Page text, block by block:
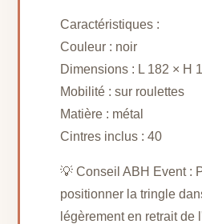
Caractéristiques :
Couleur : noir
Dimensions : L 182 × H
Mobilité : sur roulettes
Matière : métal
Cintres inclus : 40
💡 Conseil ABH Event :
positionner la tringle
légèrement en retrait de